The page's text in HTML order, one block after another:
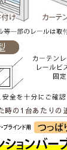
時の1台あたりの